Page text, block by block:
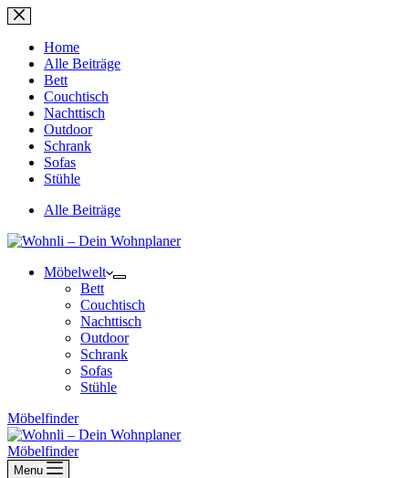
Zum
springenHome
Alle Beiträge
Bett
Couchtisch
Nachttisch
Outdoor
Schrank
Sofas
Stühle
Alle Beiträge
Möbelwelt
Bett
Couchtisch
Nachttisch
Outdoor
Schrank
Sofas
Stühle
Möbelfinder
Möbelfinder
Menu